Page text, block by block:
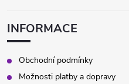
INFORMACE
Obchodní podmínky
Možnosti platby a dopravy